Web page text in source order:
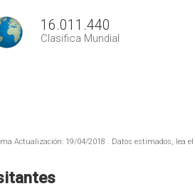
16.011.440
Clasifica Mundial
Actualización: 19/04/2018 . Datos estimados, lea el